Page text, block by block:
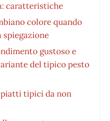
caratteristiche
colore quando
spiegazione
gustoso e
del tipico pesto
tipici da non